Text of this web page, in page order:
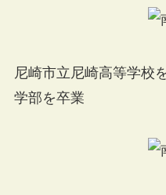
尼崎市立尼崎高等学校
学部を卒業